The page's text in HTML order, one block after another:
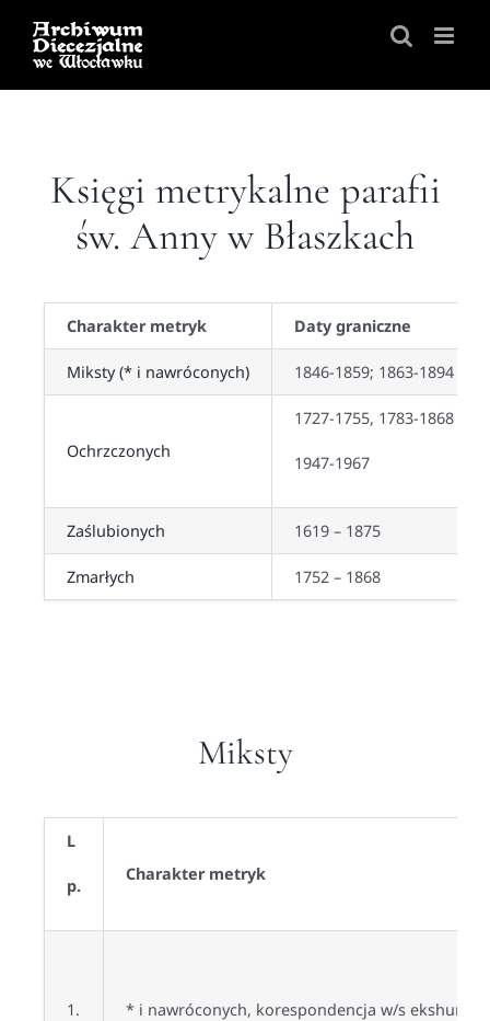
Skip
content
Księgi metrykalne parafii
św. Anny w Błaszkach
Charakter metryk Daty graniczne
Miksty (* i nawróconych) 1846-1859; 1863-1894
Ochrzczonych
1727-1755, 1783-1868
1947-1967
Zaślubionych 1619 – 1875
Zmarłych 1752 – 1868
Miksty
L
p.
Charakter metryk
1. * i nawróconych, korespondencja w/s